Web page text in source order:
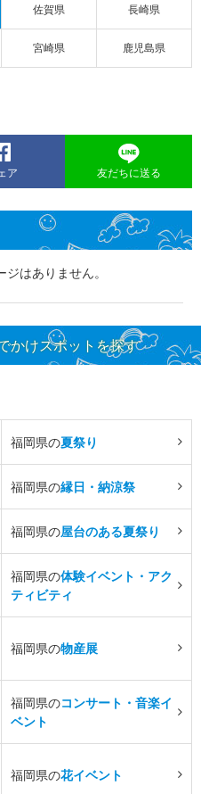
佐賀県 長崎県
宮崎県 鹿児島県
ア 友だちに送る
はありません。
かけスポットを探す
福岡県の夏祭り
福岡県の縁日・納涼祭
福岡県の屋台のある夏祭り
福岡県の体験イベント・アク
ティビティ
福岡県の物産展
福岡県のコンサート・音楽イ
ベント
福岡県の花イベント